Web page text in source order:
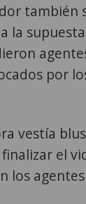
también
la
por
vestía
el
los